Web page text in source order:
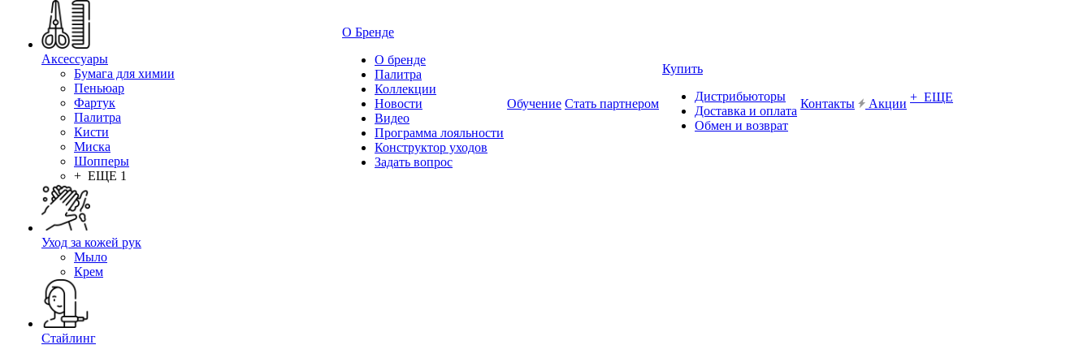
Аксессуары
Бумага для химии
Пеньюар
Фартук
Палитра
Кисти
Миска
Шопперы
+ ЕЩЕ 1
Уход за кожей рук
Мыло
Крем
Стайлинг
О Бренде
О бренде
Палитра
Коллекции
Новости
Видео
Программа лояльности
Конструктор уходов
Задать вопрос
Обучение Стать партнером
Купить
Дистрибьюторы
Доставка и оплата
Обмен и возврат
Контакты Акции + ЕЩЕ